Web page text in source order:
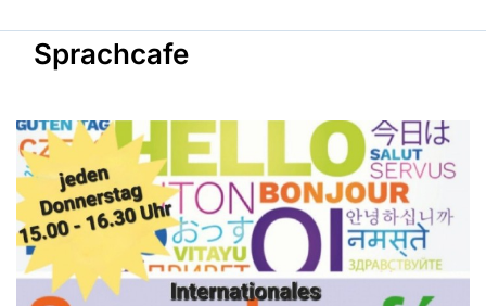
Sprachcafe